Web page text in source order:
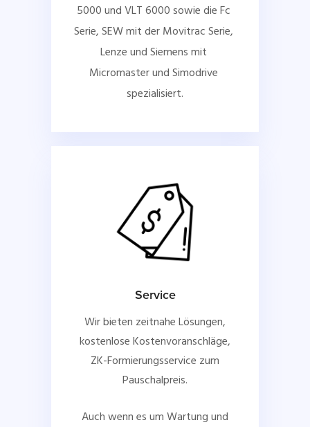
5000 und VLT 6000 sowie die Fc
Serie, SEW mit der Movitrac Serie,
Lenze und Siemens mit
Micromaster und Simodrive
spezialisiert.
Service
Wir bieten zeitnahe Lösungen,
kostenlose Kostenvoranschläge,
ZK-Formierungsservice zum
Pauschalpreis.
Auch wenn es um Wartung und